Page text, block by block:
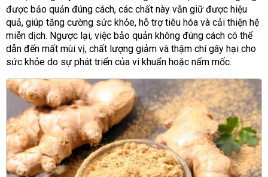
được bảo quản đúng cách, các chất này vẫn giữ được hiệu
quả, giúp tăng cường sức khỏe, hỗ trợ tiêu hóa và cải thiện hệ
miễn dịch. Ngược lại, việc bảo quản không đúng cách có thể
dẫn đến mất mùi vị, chất lượng giảm và thậm chí gây hại cho
sức khỏe do sự phát triển của vi khuẩn hoặc nấm mốc.